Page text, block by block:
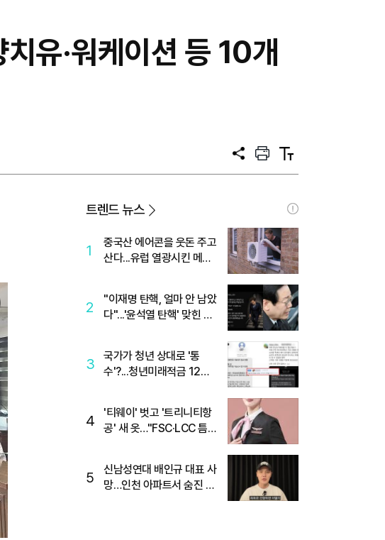
유·워케이션 등 10개
공
프
트
텍
트
트렌드 뉴스
1
중국산 에어콘을 웃돈 주고
산다...유럽 열광시킨 메이
2
"이재명 탄핵, 얼마 안 남았
다"...'윤석열 탄핵' 맞힌 무
3
국가가 청년 상대로 '통
수'?...청년미래적금 12%
4
'티웨이' 벗고 '트리니티항
공' 새 옷…"FSC·LCC 틈
5
신남성연대 배인규 대표 사
망…인천 아파트서 숨진 채